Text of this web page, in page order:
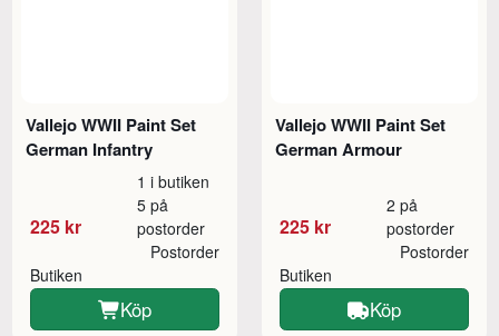
Vallejo WWII Paint Set
German Infantry
225 kr
1 i butiken
5 på
postorder
Butiken
Postorder
Köp
Vallejo WWII Paint Set
German Armour
225 kr
2 på
postorder
Butiken
Postorder
Köp